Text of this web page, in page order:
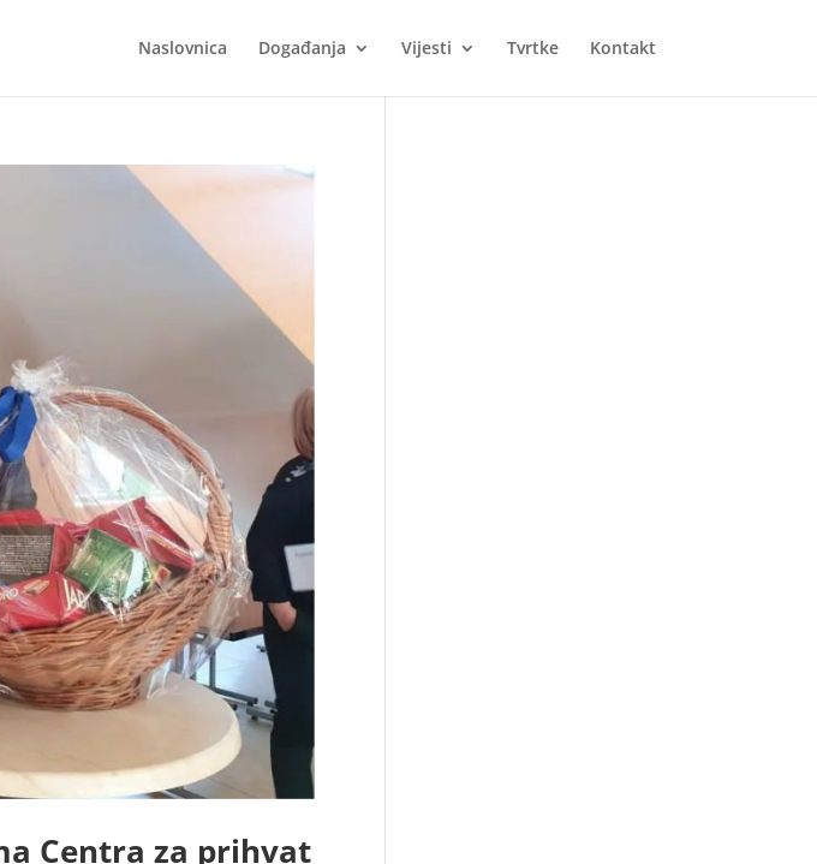
Naslovnica Događanja Vijesti Tvrtke Kontakt
Centra za prihvat